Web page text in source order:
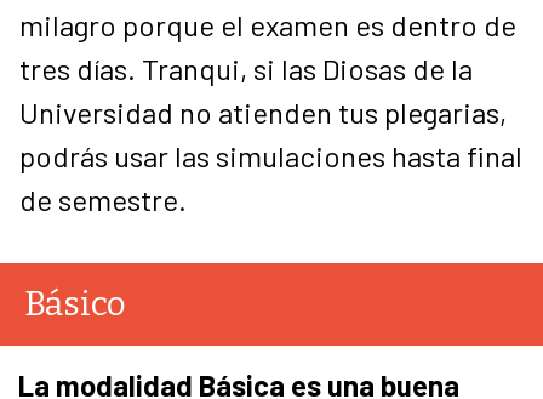
milagro porque el examen es dentro de
tres días. Tranqui, si las Diosas de la
Universidad no atienden tus plegarias,
podrás usar las simulaciones hasta final
de semestre.
Básico
La modalidad Básica es una buena